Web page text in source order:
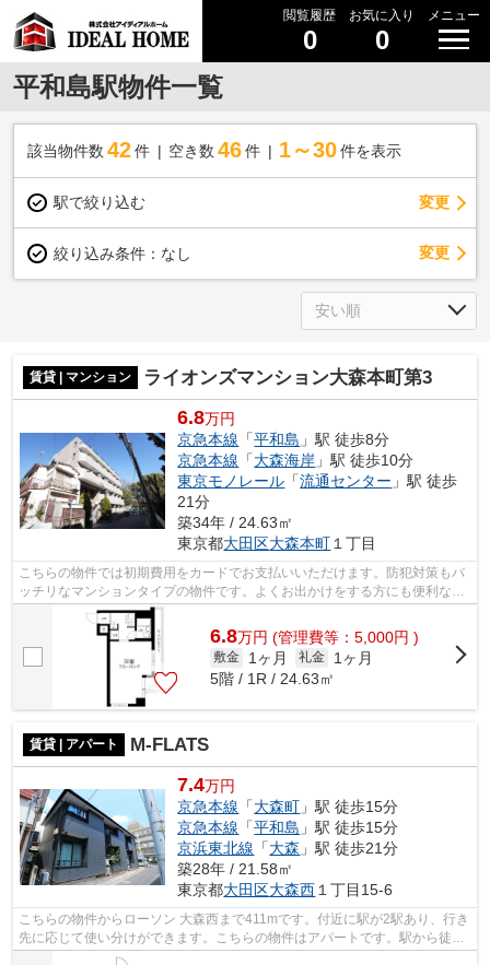
閲覧履歴
0
お気に入り
0
メニュー
平和島駅物件一覧
該当物件数 42件 空き数 46 件 1～30 件を表示
駅で絞り込む 変更
絞り込み条件： なし 変更
賃貸 | マンション ライオンズマンション大森本町第3
6.8万円
京急本線 「平和島 」駅 徒歩8分
京急本線 「大森海岸 」駅 徒歩10分
東京モノレール 「流通センター 」駅 徒歩
21分
築34年 / 24.63㎡
東京都大田区大森本町１丁目
こちらの物件では初期費用をカードでお支払いいただけます。防犯対策もバ
ッチリなマンションタイプの物件です。よくお出かけをする方にも便利な、
2駅利用可能な物件です。駅から徒歩8...
6.8万円 (管理費等：5,000円 )
敷金 1ヶ月 礼金
1ヶ月
5階 / 1R / 24.63㎡
賃貸 | アパート M-FLATS
7.4万円
京急本線 「大森町 」駅 徒歩15分
京急本線 「平和島 」駅 徒歩15分
京浜東北線 「大森 」駅 徒歩21分
築28年 / 21.58㎡
東京都大田区大森西 １丁目15-6
こちらの物件からローソン 大森西まで411mです。付近に駅が2駅あり、行き
先に応じて使い分けができます。こちらの物件はアパートです。駅から徒歩
15分のところにあるアパートはいかが...